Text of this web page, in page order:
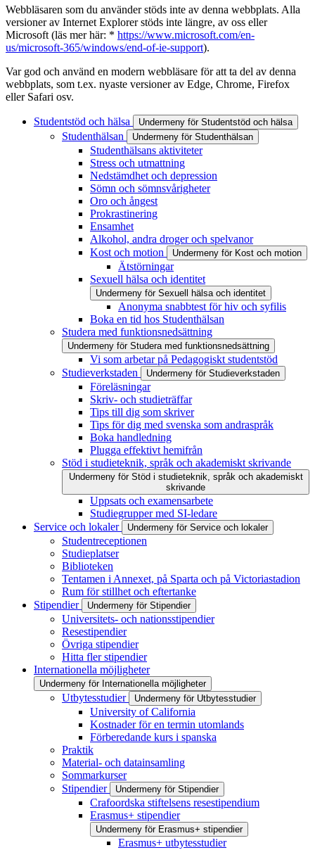
Webbläsaren som du använder stöds inte av denna webbplats. Alla
versioner av Internet Explorer stöds inte längre, av oss eller
Microsoft (läs mer här: * https://www.microsoft.com/en-
us/microsoft-365/windows/end-of-ie-support).
Var god och använd en modern webbläsare för att ta del av denna
webbplats, som t.ex. nyaste versioner av Edge, Chrome, Firefox
eller Safari osv.
Studentstöd och hälsa Undermeny för Studentstöd och hälsa
Studenthälsan Undermeny för Studenthälsan
Studenthälsans aktiviteter
Stress och utmattning
Nedstämdhet och depression
Sömn och sömnsvårigheter
Oro och ångest
Prokrastinering
Ensamhet
Alkohol, andra droger och spelvanor
Kost och motion
Undermeny för Kost och motion
Ätstörningar
Sexuell hälsa och identitet
Undermeny för Sexuell hälsa och identitet
Anonyma snabbtest för hiv och syfilis
Boka en tid hos Studenthälsan
Studera med funktionsnedsättning
Undermeny för Studera med funktionsnedsättning
Vi som arbetar på Pedagogiskt studentstöd
Studieverkstaden
Undermeny för Studieverkstaden
Föreläsningar
Skriv- och studieträffar
Tips till dig som skriver
Tips för dig med svenska som andraspråk
Boka handledning
Plugga effektivt hemifrån
Stöd i studieteknik, språk och akademiskt skrivande
Undermeny för Stöd i studieteknik, språk och akademiskt
skrivande
Uppsats och examensarbete
Studiegrupper med SI-ledare
Service och lokaler
Undermeny för Service och lokaler
Studentreceptionen
Studieplatser
Biblioteken
Tentamen i Annexet, på Sparta och på Victoriastadion
Rum för stillhet och eftertanke
Stipendier
Undermeny för Stipendier
Universitets- och nationsstipendier
Resestipendier
Övriga stipendier
Hitta fler stipendier
Internationella möjligheter
Undermeny för Internationella möjligheter
Utbytesstudier Undermeny för Utbytesstudier
University of California
Kostnader för en termin utomlands
Förberedande kurs i spanska
Praktik
Material- och datainsamling
Sommarkurser
Stipendier
Undermeny för Stipendier
Crafoordska stiftelsens resestipendium
Erasmus+ stipendier
Undermeny för Erasmus+ stipendier
Erasmus+ utbytesstudier